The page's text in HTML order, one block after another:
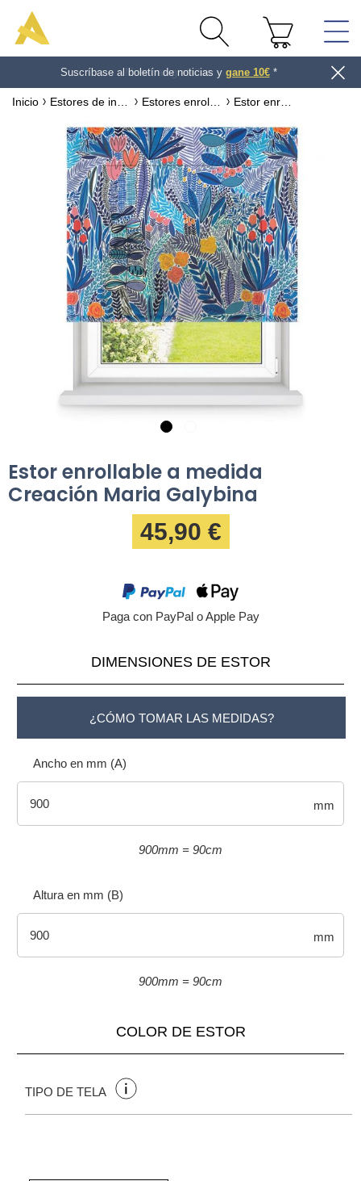
gane 10€
Muestras gratuitas
Inicio
¡Encuentra la foto perfecta para tu
proyecto!
Estor enrollable a medida
Creación Maria Galybina
45,90 €
Paga con PayPal o Apple Pay
DIMENSIONES DE ESTOR
¿CÓMO TOMAR LAS MEDIDAS?
Ancho en mm (A)
mm
900mm = 90cm
Altura en mm (B)
mm
900mm = 90cm
COLOR DE ESTOR
TIPO DE TELA